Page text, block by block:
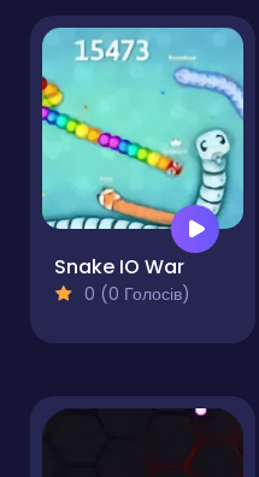
Snake IO War
0 (0 Голосів)